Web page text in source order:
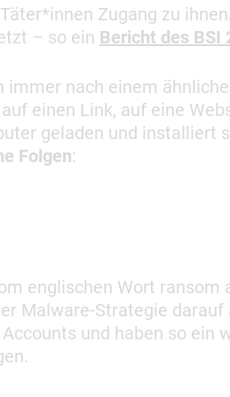
Zugang zu
– so ein Bericht des BSI
nach einem
einen Link, auf eine
geladen und installiert
Folgen:
englischen Wort ransom
Malware-Strategie darauf
und haben so ein